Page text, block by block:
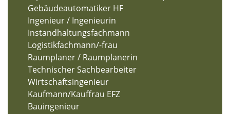
Gebäudeautomatiker HF
Ingenieur / Ingenieurin
Instandhaltungsfachmann
Logistikfachmann/-frau
Raumplaner / Raumplanerin
Technischer Sachbearbeiter
Wirtschaftsingenieur
Kaufmann/Kauffrau EFZ
Bauingenieur